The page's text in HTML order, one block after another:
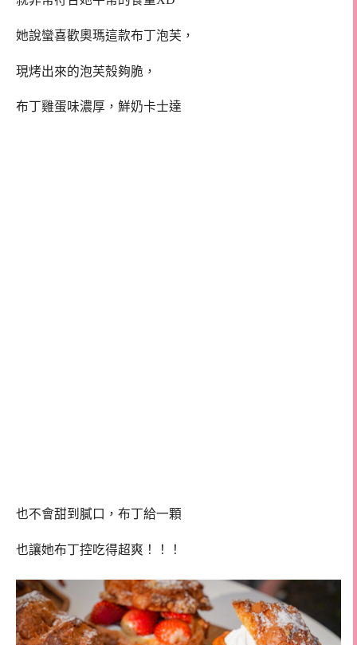
她說蠻喜歡奧瑪這款布丁泡芙，
現烤出來的泡芙殼夠脆，
布丁雞蛋味濃厚，鮮奶卡士達
也不會甜到膩口，布丁給一顆
也讓她布丁控吃得超爽！！！